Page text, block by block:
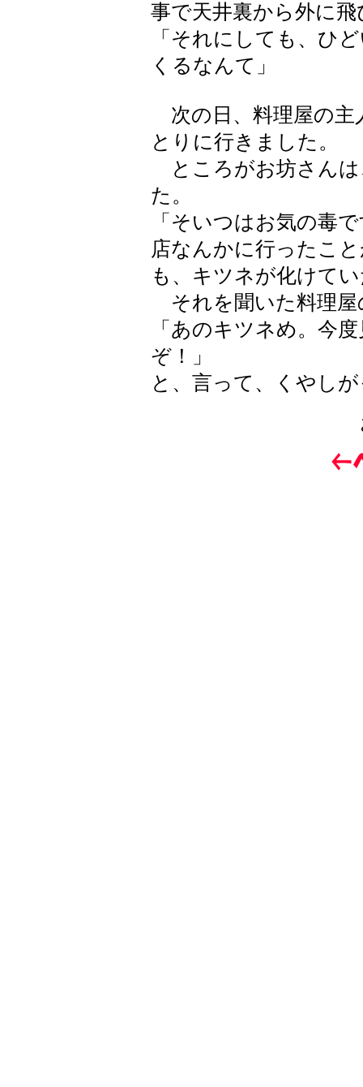
事で天井裏から外に
「それにしても、ひ
くるなんて」
次の日、料理屋の主
とりに行きました。
ところがお坊さんは
た。
「そいつはお気の毒
店なんかに行ったこ
も、キツネが化けて
それを聞いた料理屋
「あのキツネめ。今
ぞ！」
と、言って、くやし